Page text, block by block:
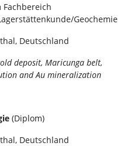
Fachbereich
Geochemie
Deutschland
deposit, Maricunga belt,
and Au mineralization
(Diplom)
Deutschland